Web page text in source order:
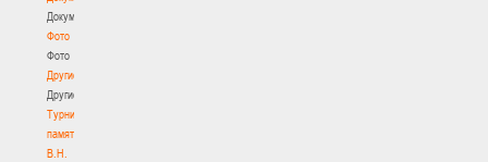
Документы
Фото
Фото
Другие
Другие
Турнир
памяти
В.Н.